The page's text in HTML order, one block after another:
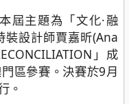
屆主題為「文化·融
設計師賈嘉昕(Ana
」成
區參賽。決賽於9月
。